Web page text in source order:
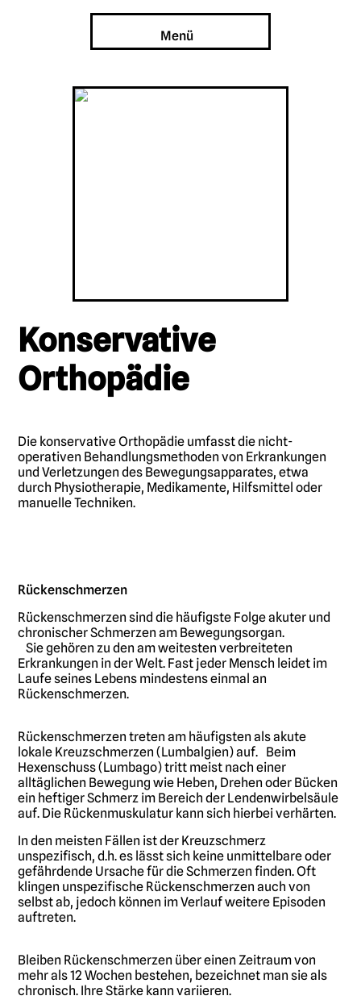
Menü
Konservative
Orthopädie
Die konservative Orthopädie umfasst die nicht-
operativen Behandlungsmethoden von Erkrankungen
und Verletzungen des Bewegungsapparates, etwa
durch Physiotherapie, Medikamente, Hilfsmittel oder
manuelle Techniken.
Rückenschmerzen
Rückenschmerzen sind die häufigste Folge akuter und
chronischer Schmerzen am Bewegungsorgan.
Sie gehören zu den am weitesten verbreiteten
Erkrankungen in der Welt. Fast jeder Mensch leidet im
Laufe seines Lebens mindestens einmal an
Rückenschmerzen.
Rückenschmerzen treten am häufigsten als akute
lokale Kreuzschmerzen (Lumbalgien) auf. Beim
Hexenschuss (Lumbago) tritt meist nach einer
alltäglichen Bewegung wie Heben, Drehen oder Bücken
ein heftiger Schmerz im Bereich der Lendenwirbelsäule
auf. Die Rückenmuskulatur kann sich hierbei verhärten.
In den meisten Fällen ist der Kreuzschmerz
unspezifisch, d.h. es lässt sich keine unmittelbare oder
gefährdende Ursache für die Schmerzen finden. Oft
klingen unspezifische Rückenschmerzen auch von
selbst ab, jedoch können im Verlauf weitere Episoden
auftreten.
Bleiben Rückenschmerzen über einen Zeitraum von
mehr als 12 Wochen bestehen, bezeichnet man sie als
chronisch. Ihre Stärke kann variieren.